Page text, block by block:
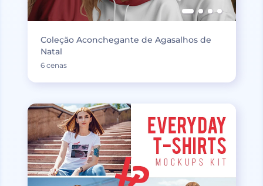
Coleção Aconchegante de Agasalhos de
Natal
6 cenas